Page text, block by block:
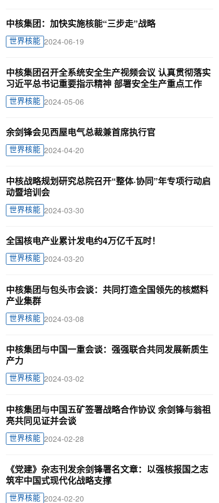
中核集团：加快实施核能“三步走”战略
世界核能 2024-06-19
中核集团召开全系统安全生产视频会议 认真贯彻落实
习近平总书记重要指示精神 部署安全生产重点工作
世界核能 2024-05-06
余剑锋会见西屋电气总裁兼首席执行官
世界核能 2024-04-20
中核战略规划研究总院召开“整体·协同”年专项行动启
动暨培训会
世界核能 2024-03-30
全国核电产业累计发电约4万亿千瓦时！
世界核能 2024-03-20
中核集团与包头市会谈：共同打造全国领先的核燃料
产业集群
世界核能 2024-03-08
中核集团与中国一重会谈：强强联合共同发展新质生
产力
世界核能 2024-03-02
中核集团与中国五矿签署战略合作协议 余剑锋与翁祖
亮共同见证并会谈
世界核能 2024-02-28
《党建》杂志刊发余剑锋署名文章：以强核报国之志
筑牢中国式现代化战略支撑
世界核能 2024-02-20